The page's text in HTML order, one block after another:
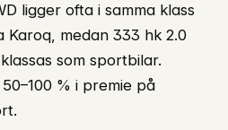
ligger ofta i samma klass
Karoq, medan 333 hk 2.0
som sportbilar.
% i premie på